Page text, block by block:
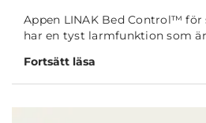
Appen LINAK Bed Control™
har en tyst larmfunktion som
Fortsätt läsa